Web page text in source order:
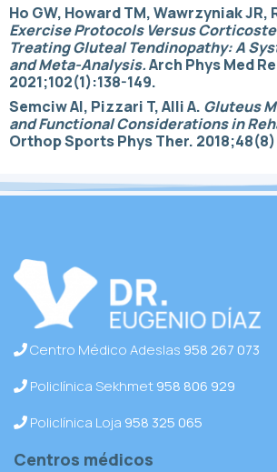
Ho GW, Howard TM, Wawrzyniak JR,
Exercise Protocols Versus
Treating Gluteal Tendinopathy: A
and Meta-Analysis.Arch Phys Med
2021;102(1):138-149.
Semciw AI, Pizzari T, Alli A. Gluteus
and Functional Considerations in
Orthop Sports Phys Ther.
Centro Médico Adeslas 958 267 073
Policlínica Sekhmet958 806 929
Policlínica Loja 958 325 065
Centros médicos